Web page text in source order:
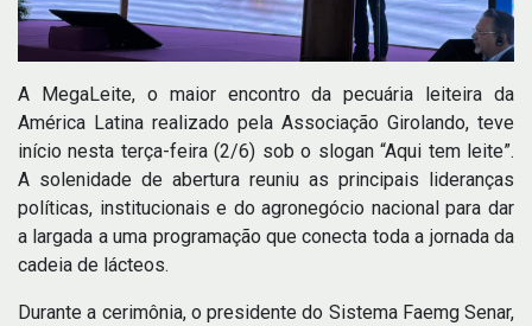
A MegaLeite, o maior encontro da pecuária leiteira da
América Latina realizado pela Associação Girolando, teve
início nesta terça-feira (2/6) sob o slogan “Aqui tem leite”.
A solenidade de abertura reuniu as principais lideranças
políticas, institucionais e do agronegócio nacional para dar
a largada a uma programação que conecta toda a jornada da
cadeia de lácteos.
Durante a cerimônia, o presidente do Sistema Faemg Senar,